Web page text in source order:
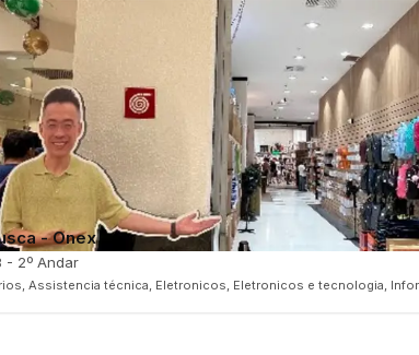
- Onex
- 2º Andar
Assistencia técnica, Eletronicos, Eletronicos e tecnologia,